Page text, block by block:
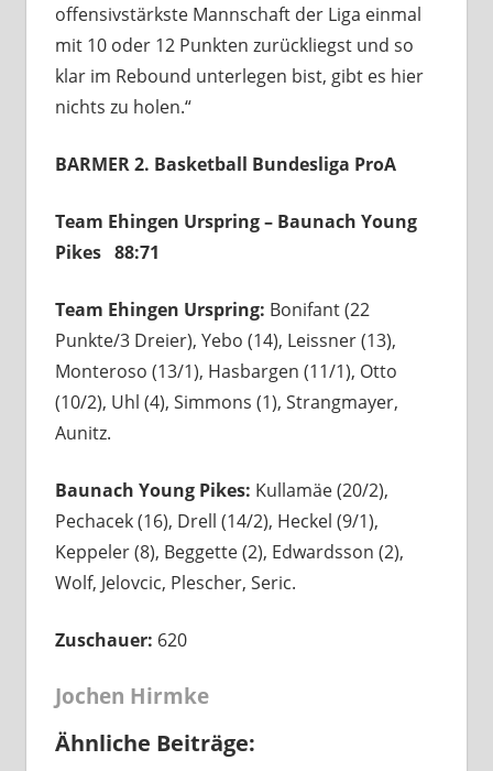
offensivstärkste Mannschaft der Liga einmal
mit 10 oder 12 Punkten zurückliegst und so
klar im Rebound unterlegen bist, gibt es hier
nichts zu holen.“
BARMER 2. Basketball Bundesliga ProA
Team Ehingen Urspring – Baunach Young
Pikes 88:71
Team Ehingen Urspring: Bonifant (22
Punkte/3 Dreier), Yebo (14), Leissner (13),
Monteroso (13/1), Hasbargen (11/1), Otto
(10/2), Uhl (4), Simmons (1), Strangmayer,
Aunitz.
Baunach Young Pikes: Kullamäe (20/2),
Pechacek (16), Drell (14/2), Heckel (9/1),
Keppeler (8), Beggette (2), Edwardsson (2),
Wolf, Jelovcic, Plescher, Seric.
Zuschauer: 620
Jochen Hirmke
Ähnliche Beiträge: